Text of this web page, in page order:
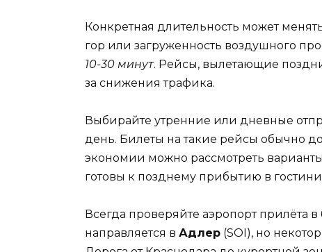
Конкретная длительность может
гор или загруженность воздушного
10-30 минут. Рейсы, вылетающие
за снижения трафика.
Выбирайте утренние или дневные
день. Билеты на такие рейсы обычно
экономии можно рассмотреть
готовы к позднему прибытию в
Всегда проверяйте аэропорт прилёта
направляется в Адлер (SOI), но